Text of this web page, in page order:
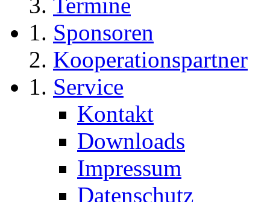
Termine
Sponsoren
Kooperationspartner
Service
Kontakt
Downloads
Impressum
Datenschutz